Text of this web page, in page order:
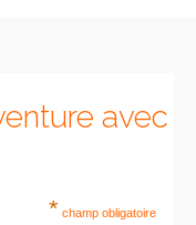
avec
* champ obligatoire